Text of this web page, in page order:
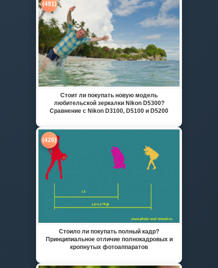
(491)
Стоит ли покупать новую модель
любительской зеркалки Nikon D5300?
Сравнение с Nikon D3100, D5100 и D5200
(426)
Стоило ли покупать полный кадр?
Принципиальное отличие полнокадровых и
кропнутых фотоаппаратов